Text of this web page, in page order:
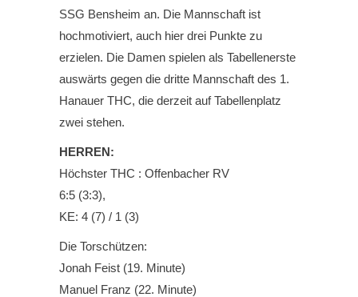
SSG Bensheim an. Die Mannschaft ist
hochmotiviert, auch hier drei Punkte zu
erzielen. Die Damen spielen als Tabellenerste
auswärts gegen die dritte Mannschaft des 1.
Hanauer THC, die derzeit auf Tabellenplatz
zwei stehen.
HERREN:
Höchster THC : Offenbacher RV
6:5 (3:3),
KE: 4 (7) / 1 (3)
Die Torschützen:
Jonah Feist (19. Minute)
Manuel Franz (22. Minute)